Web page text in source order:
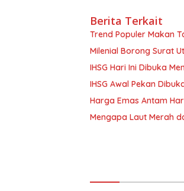
Berita Terkait
Trend Populer Makan
Milenial Borong Surat
IHSG Hari Ini Dibuka
IHSG Awal Pekan
Harga Emas Antam
Mengapa Laut Merah